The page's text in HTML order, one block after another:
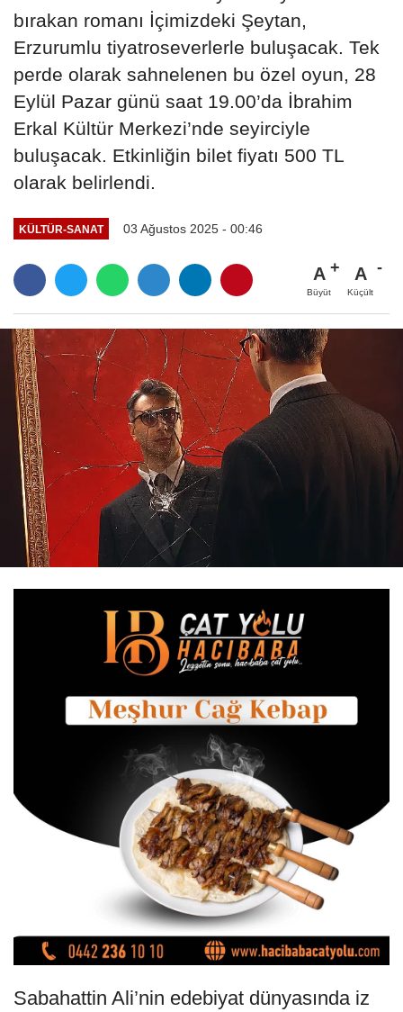
bırakan romanı İçimizdeki Şeytan,
Erzurumlu tiyatroseverlerle buluşacak. Tek
perde olarak sahnelenen bu özel oyun, 28
Eylül Pazar günü saat 19.00’da İbrahim
Erkal Kültür Merkezi’nde seyirciyle
buluşacak. Etkinliğin bilet fiyatı 500 TL
olarak belirlendi.
KÜLTÜR-SANAT 03 Ağustos 2025 - 00:46
A
Büyüt
A
Küçült
Sabahattin Ali’nin edebiyat dünyasında iz